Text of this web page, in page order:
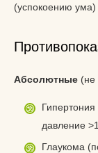
(успокоению ума)
Абсолютные (не
давление
Глаукома